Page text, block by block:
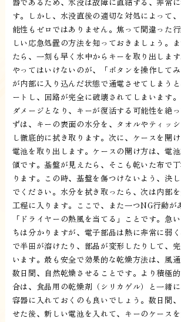
す。しかし、水没直後の適切な対処によって
能性もゼロではありません。焦って間違った
しい応急処置の方法を知っておきましょう。
たら、一刻も早く水中からキーを取り出しま
やってはいけないのが、「ボタンを操作して
が内部に入り込んだ状態で通電させてしまう
ートし、回路が完全に破壊されてしまいます
ダメージとなり、キーが復活する可能性を絶
ずは、キーの表面の水分を、タオルやティッ
し徹底的に拭き取ります。次に、ケースを開
電池を取り出します。ケースの開け方は、電
領です。基盤が見えたら、そこも乾いた布で
ります。この時、基盤を傷つけないよう、決
でください。水分を拭き取ったら、次は内部
工程に入ります。ここで、また一つNG行動が
「ドライヤーの熱風を当てる」ことです。急
ちは分かりますが、電子部品は熱に非常に弱
で半田が溶けたり、部品が変形したりして、
います。最も安全で効果的な乾燥方法は、風通
数日間、自然乾燥させることです。より積極
合は、食品用の乾燥剤（シリカゲル）と一緒
容器に入れておくのも良いでしょう。数日間
せた後、新しい電池を入れて、キーのケース